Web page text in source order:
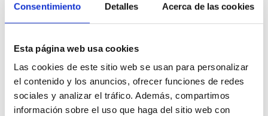
Consentimiento Detalles Acerca de las cookies
Esta página web usa cookies
Las cookies de este sitio web se usan para personalizar
el contenido y los anuncios, ofrecer funciones de redes
sociales y analizar el tráfico. Además, compartimos
información sobre el uso que haga del sitio web con